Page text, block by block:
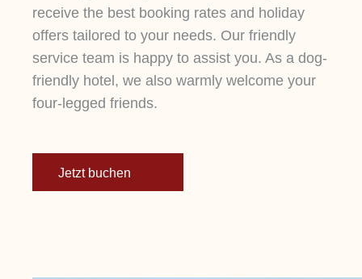
receive the best booking rates and holiday
offers tailored to your needs. Our friendly
service team is happy to assist you. As a dog-
friendly hotel, we also warmly welcome your
four-legged friends.
Jetzt buchen